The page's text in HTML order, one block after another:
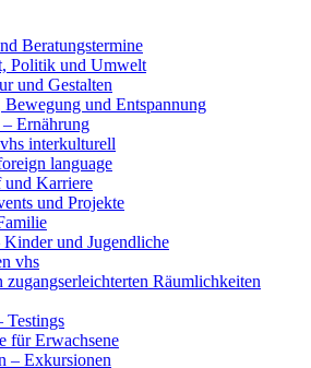
Beratungstermine
Politik und Umwelt
und Gestalten
Bewegung und Entspannung
Ernährung
interkulturell
language
Karriere
und Projekte
Kinder und Jugendliche
vhs
zugangserleichterten Räumlichkeiten
Testings
für Erwachsene
– Exkursionen